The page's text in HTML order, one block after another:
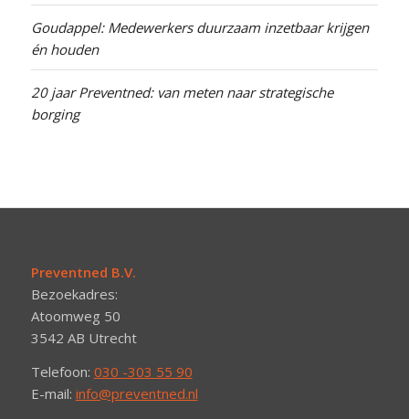
Goudappel: Medewerkers duurzaam inzetbaar krijgen
én houden
20 jaar Preventned: van meten naar strategische
borging
Preventned B.V.
Bezoekadres:
Atoomweg 50
3542 AB Utrecht
Telefoon: 030 -303 55 90
E-mail: info@preventned.nl